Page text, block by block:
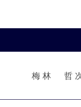
梅林 哲